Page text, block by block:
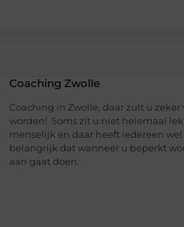
Coaching Zwolle
Coaching in Zwolle, daar zult u
worden! Soms zit u niet helemaal
menselijk en daar heeft iedereen wel
belangrijk dat wanneer u beperkt
aan gaat doen.